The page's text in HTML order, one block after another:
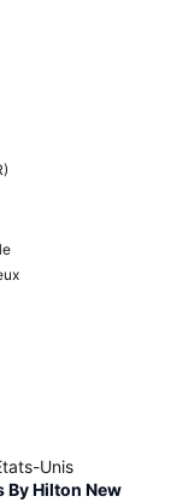
Unis
By Hilton New